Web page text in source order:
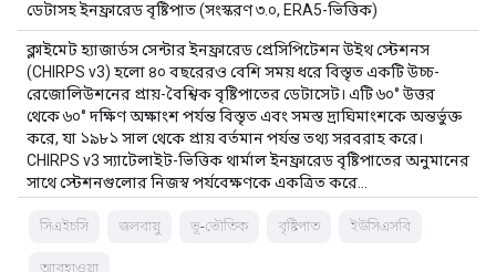
ডেটাসহ ইনফ্রারেড বৃষ্টিপাত (সংস্করণ ৩.০, ERA5-ভিত্তিক)
ক্লাইমেট হ্যাজার্ডস সেন্টার ইনফ্রারেড প্রেসিপিটেশন উইথ স্টেশনস
(CHIRPS v3) হলো ৪০ বছরেরও বেশি সময় ধরে বিস্তৃত একটি উচ্চ-
রেজোলিউশনের প্রায়-বৈশ্বিক বৃষ্টিপাতের ডেটাসেট। এটি ৬০° উত্তর
থেকে ৬০° দক্ষিণ অক্ষাংশ পর্যন্ত বিস্তৃত এবং সমস্ত দ্রাঘিমাংশকে অন্তর্ভুক্ত
করে, যা ১৯৮১ সাল থেকে প্রায় বর্তমান পর্যন্ত তথ্য সরবরাহ করে।
CHIRPS v3 স্যাটেলাইট-ভিত্তিক থার্মাল ইনফ্রারেড বৃষ্টিপাতের অনুমানের
সাথে স্টেশনগুলোর নিজস্ব পর্যবেক্ষণকে একত্রিত করে…
সিএইচসি জলবায়ু ভূ-ভৌতিক বৃষ্টিপাত ইউসিএসবি
আবহাওয়া